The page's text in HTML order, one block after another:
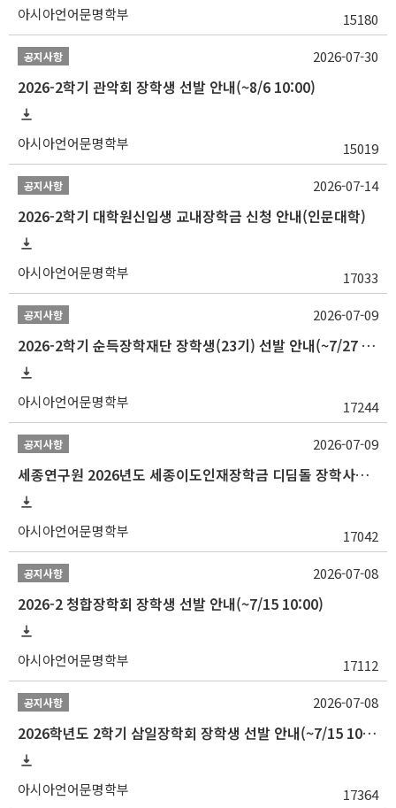
아시아언어문명학부 15180
공지사항
2026-2학기 관악회 장학생 선발 안내(~8/6 10:00)
아시아언어문명학부 15019
2026-07-30
공지사항
2026-2학기 대학원신입생 교내장학금 신청 안내(인문대학)
아시아언어문명학부 17033
2026-07-14
공지사항
2026-2학기 순득장학재단 장학생(23기) 선발 안내(~7/27 10:00)
아시아언어문명학부 17244
2026-07-09
공지사항
세종연구원 2026년도 세종이도인재장학금 디딤돌 장학사업 학자금대출 관련분야(원금상환, 이자지원) 신청 사업 안내
아시아언어문명학부 17042
2026-07-09
공지사항
2026-2 청합장학회 장학생 선발 안내(~7/15 10:00)
아시아언어문명학부 17112
2026-07-08
공지사항
2026학년도 2학기 삼일장학회 장학생 선발 안내(~7/15 10:00)
아시아언어문명학부 17364
2026-07-08